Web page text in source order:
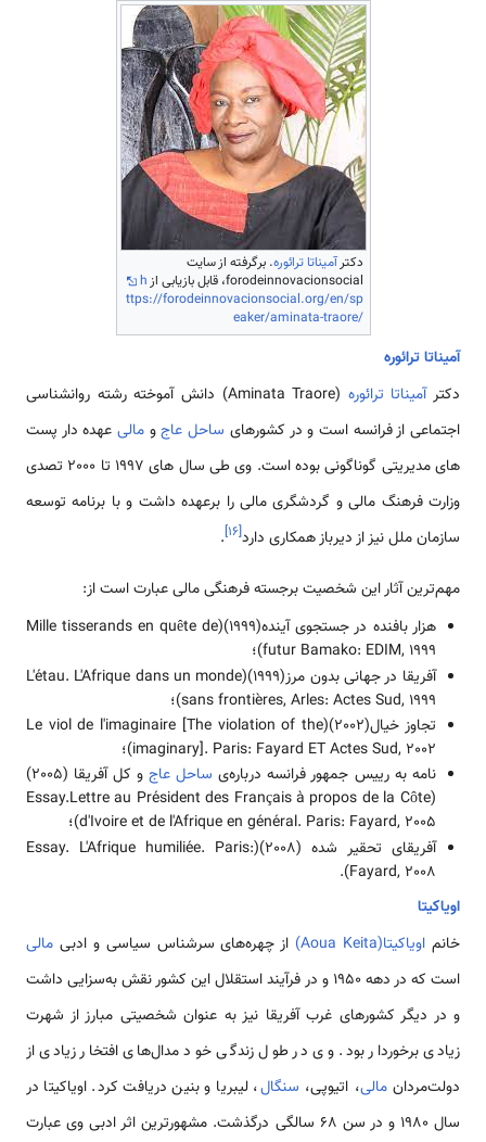
دکترآمیناتا ترائوره. برگرفته از سایت
forodeinnovacionsocial، قابل بازیابی از
h
ttps://forodeinnovacionsocial.org/en/sp
eaker/aminata-traore/
آمیناتا ترائوره
دکترآمیناتا ترائوره
(Aminata Traore) دانش آموخته رشته روانشناسی
اجتماعی از فرانسه است و در کشورهای ساحل عاجو مالیعهده دار پست
های مدیریتی گوناگونی بوده است. وی طی سال های 1997 تا 2000 تصدی
وزارت فرهنگ مالی و گردشگری مالی را برعهده داشت و با برنامه توسعه
سازمان ملل نیز از دیرباز همکاری دارد[۱۶]
.
مهم‌ترین آثار این شخصیت برجسته فرهنگی مالی عبارت است از:
هزار بافنده در جستجوی آینده(1999)(Mille tisserands en quête de
futur Bamako: EDIM, 1999)؛
آفریقا در جهانی بدون مرز(1999)(L'étau. L'Afrique dans un monde
sans frontières, Arles: Actes Sud, 1999)؛
تجاوز خیال(2002)(Le viol de l'imaginaire [The violation of the
imaginary]. Paris: Fayard ET Actes Sud, 2002)؛
نامه به رییس جمهور فرانسه درباره‌ی ساحل عاج
و کل آفریقا (2005)
(Essay.Lettre au Président des Français à propos de la Côte
d'Ivoire et de l'Afrique en général. Paris: Fayard, 2005)؛
آفریقای تحقیر شده (2008)(Essay. L'Afrique humiliée. Paris:
Fayard, 2008).
اویاکیتا
خانم اویاکیتا(Aoua Keita) از چهره‌های سرشناس سیاسی و ادبی مالی
است که در دهه 1950 و در فرآیند استقلال این کشور نقش به‌سزایی داشت
و در دیگر کشورهای غرب آفریقا نیز به‌ عنوان شخصیتی مبارز از شهرت
زیادی برخوردار بود. وی در طول زندگی خود مدال‌های افتخار زیادی از
دولت‌مردانمالی، اتیوپی، سنگال، لیبریا و بنین دریافت کرد. اویاکیتا در
سال 1980 و در سن 68 سالگی درگذشت. مشهور‌‌‌‌ترین اثر ادبی وی عبارت